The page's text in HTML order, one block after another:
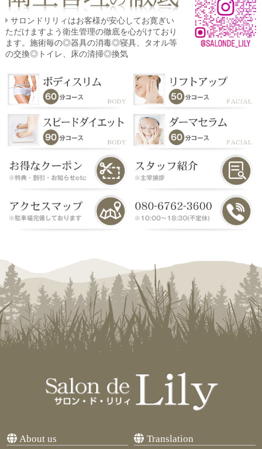
サロンドリリィはお客様が安心してお寛ぎい
ただけますよう衛生管理の徹底を心がけており
ます。施術毎の◎器具の消毒◎寝具、タオル等
の交換◎トイレ、床の清掃◎換気
About us Translation